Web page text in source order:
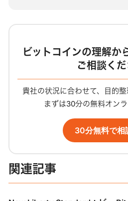
ビットコインの理解か
ご相談く
貴社の状況に合わせて、目的整
まずは30分の無料オンラ
30分無料で相
関連記事